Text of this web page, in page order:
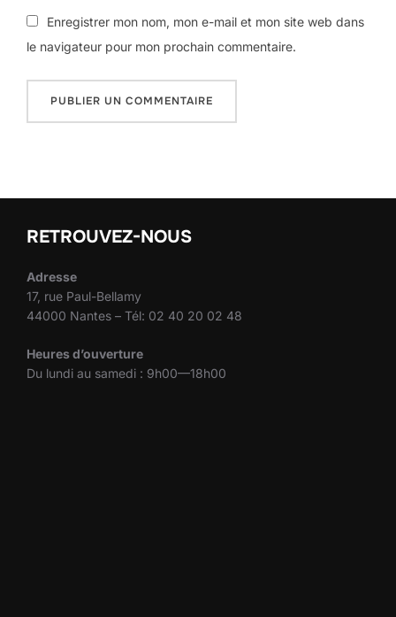
Enregistrer mon nom, mon e-mail et mon site web dans
le navigateur pour mon prochain commentaire.
RETROUVEZ-NOUS
Adresse
17, rue Paul-Bellamy
44000 Nantes – Tél: 02 40 20 02 48
Heures d’ouverture
Du lundi au samedi : 9h00—18h00